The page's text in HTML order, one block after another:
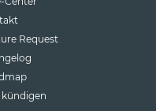
Request